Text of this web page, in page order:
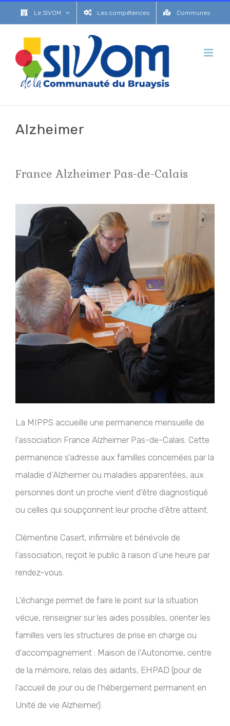
Passer
au
Le SIVOM Les compétences Communes
Alzheimer
France Alzheimer Pas-de-Calais
La MIPPS accueille une permanence mensuelle de
l’association France Alzheimer Pas-de-Calais. Cette
permanence s’adresse aux familles concernées par la
maladie d’Alzheimer ou maladies apparentées, aux
personnes dont un proche vient d’être diagnostiqué
ou celles qui soupçonnent leur proche d’être atteint.
Clémentine Casert, infirmière et bénévole de
l’association, reçoit le public à raison d’une heure par
rendez-vous.
L’échange permet de faire le point sur la situation
vécue, renseigner sur les aides possibles, orienter les
familles vers les structures de prise en charge ou
d’accompagnement : Maison de l’Autonomie, centre
de la mémoire, relais des aidants, EHPAD (pour de
l’accueil de jour ou de l’hébergement permanent en
Unité de vie Alzheimer).